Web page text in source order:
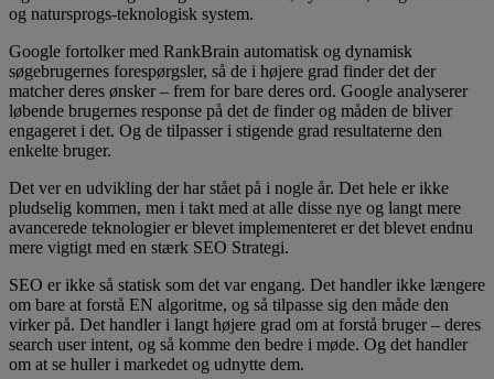
og natursprogs-teknologisk system.
Google fortolker med RankBrain automatisk og dynamisk
søgebrugernes forespørgsler, så de i højere grad finder det der
matcher deres ønsker – frem for bare deres ord. Google analyserer
løbende brugernes response på det de finder og måden de bliver
engageret i det. Og de tilpasser i stigende grad resultaterne den
enkelte bruger.
Det ver en udvikling der har stået på i nogle år. Det hele er ikke
pludselig kommen, men i takt med at alle disse nye og langt mere
avancerede teknologier er blevet implementeret er det blevet endnu
mere vigtigt med en stærk SEO Strategi.
SEO er ikke så statisk som det var engang. Det handler ikke længere
om bare at forstå EN algoritme, og så tilpasse sig den måde den
virker på. Det handler i langt højere grad om at forstå bruger – deres
search user intent, og så komme den bedre i møde. Og det handler
om at se huller i markedet og udnytte dem.